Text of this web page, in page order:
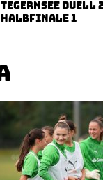
TEGERNSEE DUELL
HALBFINALE 1